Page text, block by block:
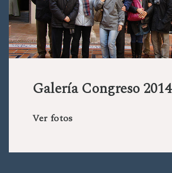
Galería Congreso 2014
Ver fotos